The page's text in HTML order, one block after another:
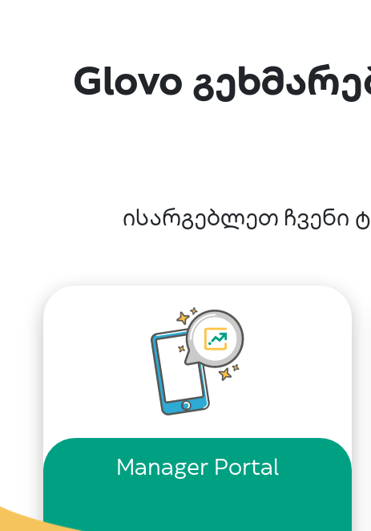
Glovo
ისარგებლეთ ჩვენი
Manager Portal